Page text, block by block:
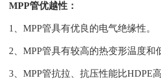
MPP管优越性：
1、MPP管具有优良的电气绝缘性。
2、MPP管具有较高的热变形温度和
3、MPP管抗拉、抗压性能比HDPE高